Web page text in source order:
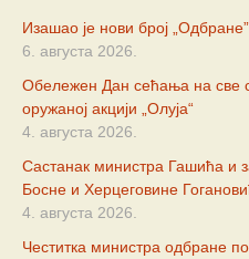
Изашао је нови број „Одбране”
6. августа 2026.
Обележен Дан сећања на све
оружаној акцији „Олуја“
4. августа 2026.
Састанак министра Гашића и
Босне и Херцеговине
4. августа 2026.
Честитка министра одбране